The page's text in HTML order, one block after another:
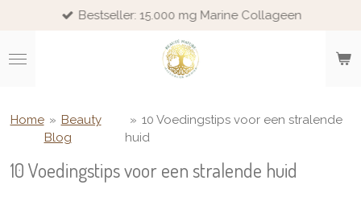
naar
de
Bestseller: 15.000 mg Marine Collageen
Home » Beauty
Blog
» 10 Voedingstips voor een stralende
huid
10 Voedingstips voor een stralende huid